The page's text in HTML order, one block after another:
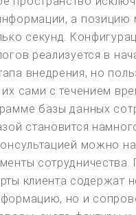
а позицию
секунд.
реализуется в
внедрения, но
сами с течением
базы данных
становится
можно
сотрудничества.
клиента содержат
но и